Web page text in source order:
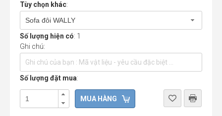
Tùy chọn khác:
Sofa đôi WALLY
Số lượng hiện có: 1
Ghi chú:
Số lượng đặt mua: